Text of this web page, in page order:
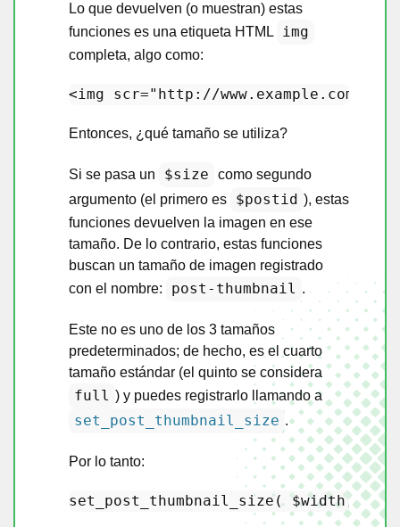
Lo que devuelven (o muestran) estas
funciones es una etiqueta HTML
img
completa, algo como:
<img scr="http://www.example.com/
Entonces, ¿qué tamaño se utiliza?
Si se pasa un $size
como segundo
argumento (el primero es
$postid ), estas
funciones devuelven la imagen en ese
tamaño. De lo contrario, estas funciones
buscan un tamaño de imagen registrado
con el nombre:
post-thumbnail .
Este no es uno de los 3 tamaños
predeterminados; de hecho, es el cuarto
tamaño estándar (el quinto se considera
full ) y puedes registrarlo llamando a
set_post_thumbnail_size .
Por lo tanto:
set_post_thumbnail_size( $width,